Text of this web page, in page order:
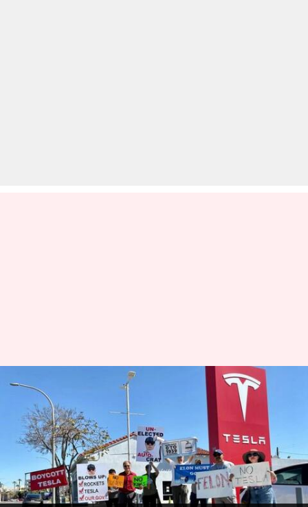
एलन मस्क की टेस्ला के खिलाफ बड़े
विरोध-प्रदर्शन की तैयारी, जानिए क्या
है कारण
लेखन दिनेश चंद शर्मा Mar 29, 2025 11:06 am
क्या है खबर?